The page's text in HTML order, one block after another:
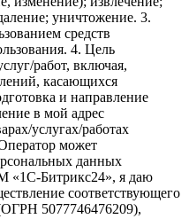
уничтожение. 3.
средств
4. Цель
работ, включая,
касающихся
и направление
в мой адрес
услугах/работах
может
данных
«1С-Битрикс24», я даю
соответствующего
5077746476209),